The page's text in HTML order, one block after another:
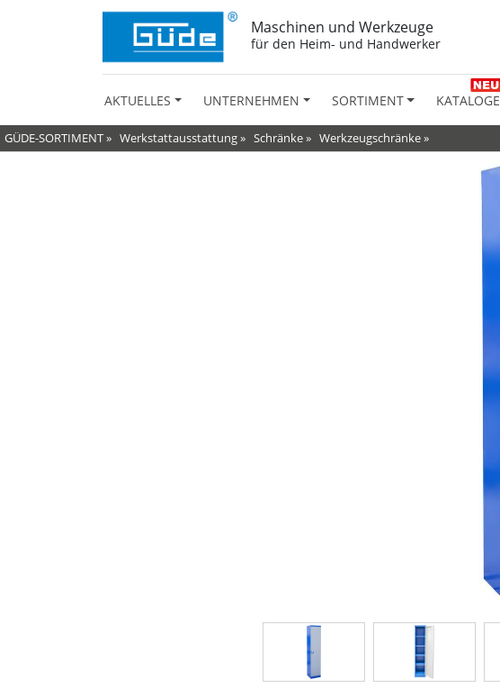
Maschinen und Werkzeuge
für den Heim- und Handwerker
AKTUELLES UNTERNEHMEN SORTIMENT KATALOGE
GÜDE-SORTIMENT» Werkstattausstattung» Schränke» Werkzeugschränke»